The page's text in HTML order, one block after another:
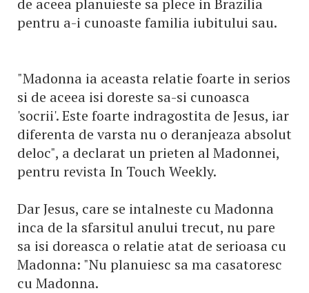
de aceea planuieste sa plece in Brazilia
pentru a-i cunoaste familia iubitului sau.
"Madonna ia aceasta relatie foarte in serios
si de aceea isi doreste sa-si cunoasca
'socrii'. Este foarte indragostita de Jesus, iar
diferenta de varsta nu o deranjeaza absolut
deloc", a declarat un prieten al Madonnei,
pentru revista In Touch Weekly.
Dar Jesus, care se intalneste cu Madonna
inca de la sfarsitul anului trecut, nu pare
sa isi doreasca o relatie atat de serioasa cu
Madonna: "Nu planuiesc sa ma casatoresc
cu Madonna.